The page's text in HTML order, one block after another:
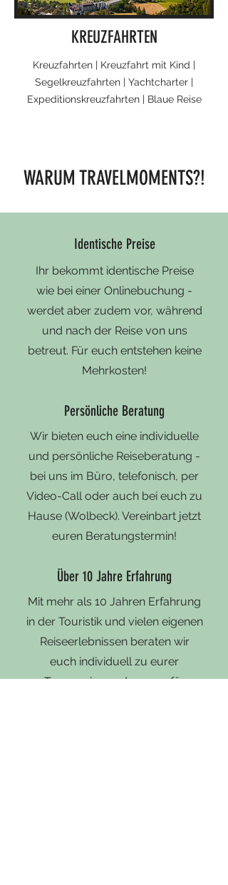
KREUZFAHRTEN
Kreuzfahrten | Kreuzfahrt mit Kind |
Segelkreuzfahrten | Yachtcharter |
Expeditionskreuzfahrten | Blaue Reise
WARUM TRAVELMOMENTS?!
Identische Preise
Ihr bekommt identische Preise
wie bei einer Onlinebuchung -
werdet aber zudem vor, während
und nach der Reise von uns
betreut. Für euch entstehen keine
Mehrkosten!
Persönliche Beratung
Wir bieten euch eine individuelle
und persönliche Reiseberatung -
bei uns im Büro, telefonisch, per
Video-Call oder auch bei euch zu
Hause (Wolbeck). Vereinbart jetzt
euren Beratungstermin!
Über 10 Jahre Erfahrung
Mit mehr als 10 Jahren Erfahrung
in der Touristik und vielen eigenen
Reiseerlebnissen beraten wir
euch individuell zu eurer
Traumreise und sorgen für